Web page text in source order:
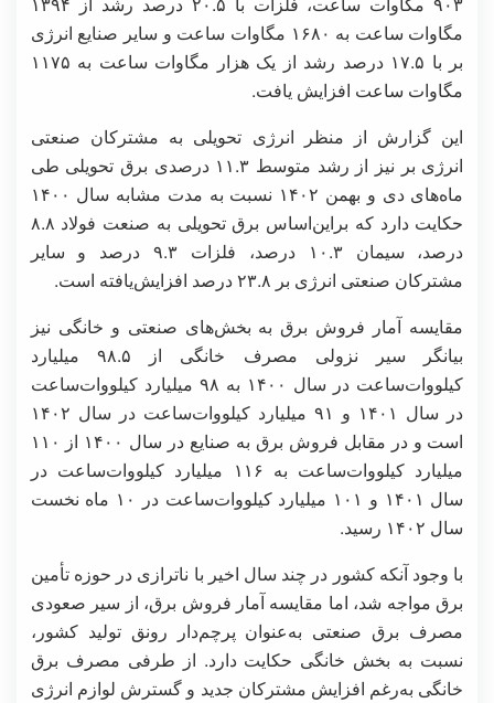
مگاوات ساعت به ۱۶۸۰ مگاوات ساعت و سایر صنایع انرژی
بر با ۱۷.۵ درصد رشد از یک هزار مگاوات ساعت به ۱۱۷۵
مگاوات ساعت افزایش یافت.
این گزارش از منظر انرژی تحویلی به مشترکان صنعتی
انرژی بر نیز از رشد متوسط ۱۱.۳ درصدی برق تحویلی طی
ماه‌های دی و بهمن ۱۴۰۲ نسبت به مدت مشابه سال ۱۴۰۰
حکایت دارد که براین‌اساس برق تحویلی به صنعت فولاد ۸.۸
درصد، سیمان ۱۰.۳ درصد، فلزات ۹.۳ درصد و سایر
مشترکان صنعتی انرژی بر ۲۳.۸ درصد افزایش‌یافته است.
مقایسه آمار فروش برق به بخش‌های صنعتی و خانگی نیز
بیانگر سیر نزولی مصرف خانگی از ۹۸.۵ میلیارد
کیلووات‌ساعت در سال ۱۴۰۰ به ۹۸ میلیارد کیلووات‌ساعت
در سال ۱۴۰۱ و ۹۱ میلیارد کیلووات‌ساعت در سال ۱۴۰۲
است و در مقابل فروش برق به صنایع در سال ۱۴۰۰ از ۱۱۰
میلیارد کیلووات‌ساعت به ۱۱۶ میلیارد کیلووات‌ساعت در
سال ۱۴۰۱ و ۱۰۱ میلیارد کیلووات‌ساعت در ۱۰ ماه نخست
سال ۱۴۰۲ رسید.
با وجود آنکه کشور در چند سال اخیر با ناترازی در حوزه تأمین
برق مواجه شد، اما مقایسه آمار فروش برق، از سیر صعودی
مصرف برق صنعتی به‌عنوان پرچم‌دار رونق تولید کشور،
نسبت به بخش خانگی حکایت دارد. از طرفی مصرف برق
خانگی به‌رغم افزایش مشترکان جدید و گسترش لوازم انرژی